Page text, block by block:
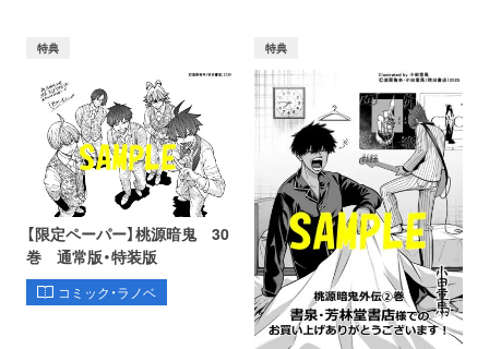
特典
【限定ペーパー】桃源暗鬼 30
巻 通常版・特装版
コミック・ラノベ
特典